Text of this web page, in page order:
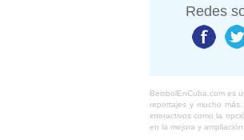
Redes
BeisbolEnCuba.com es
reportajes y mucho
interactivos como la
en la mejora y